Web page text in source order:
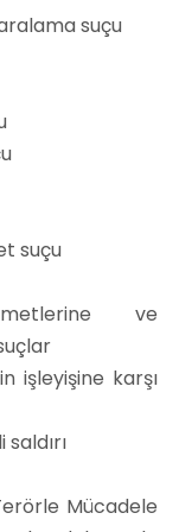
suçu
suçu
ve
işleyişine karşı
Mücadele